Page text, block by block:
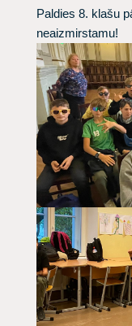
Paldies 8. klašu
neaizmirstamu!